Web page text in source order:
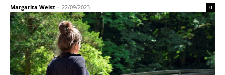
Margarita Weisz - 22/09/2023 0